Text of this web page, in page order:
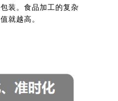
装。食品加工的复杂
就越高。